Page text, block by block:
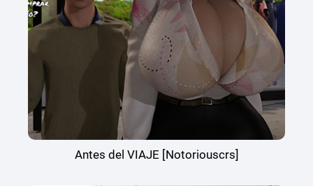
Antes del VIAJE [Notoriouscrs]